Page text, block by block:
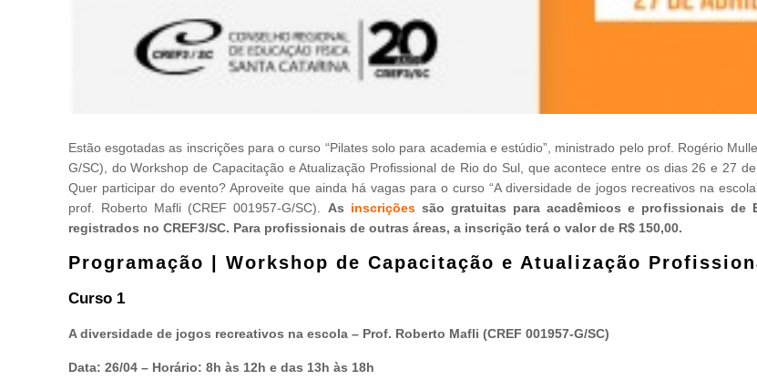
Estão esgotadas as inscrições para o curso “Pilates solo para academia e estúdio”, ministrado pelo prof. Rogério
G/SC), do Workshop de Capacitação e Atualização Profissional de Rio do Sul, que acontece entre os dias 26 e 27
Quer participar do evento? Aproveite que ainda há vagas para o curso “A diversidade de jogos recreativos na
prof. Roberto Mafli (CREF 001957-G/SC). As inscrições são gratuitas para acadêmicos e profissionais de
registrados no CREF3/SC. Para profissionais de outras áreas, a inscrição terá o valor de R$ 150,00.
Programação | Workshop de Capacitação e Atualização
Curso 1
A diversidade de jogos recreativos na escola – Prof. Roberto Mafli (CREF 001957-G/SC)
Data: 26/04 – Horário: 8h às 12h e das 13h às 18h